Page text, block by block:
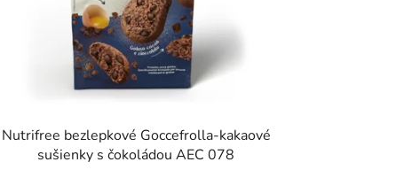
Nutrifree bezlepkové Goccefrolla-kakaové
sušienky s čokoládou AEC 078